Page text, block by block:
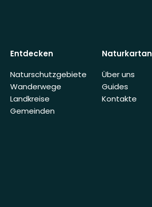
Entdecken
Naturschutzgebiete
Wanderwege
Landkreise
Gemeinden
Naturkartan
Über uns
Guides
Kontakte